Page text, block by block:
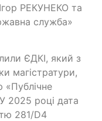
РЕКУНЕКО та
служба»
ЄДКІ, який з
магістратури,
«Публічне
2025 році дата
281/D4